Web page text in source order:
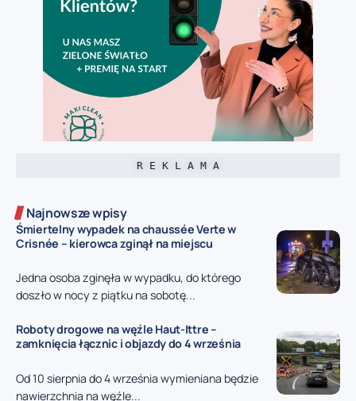
R E K L A M A
Najnowsze wpisy
Śmiertelny wypadek na chaussée Verte w
Crisnée – kierowca zginął na miejscu
Jedna osoba zginęła w wypadku, do którego
doszło w nocy z piątku na sobotę...
Roboty drogowe na węźle Haut-Ittre –
zamknięcia łącznic i objazdy do 4 września
Od 10 sierpnia do 4 września wymieniana będzie
nawierzchnia na węźle...